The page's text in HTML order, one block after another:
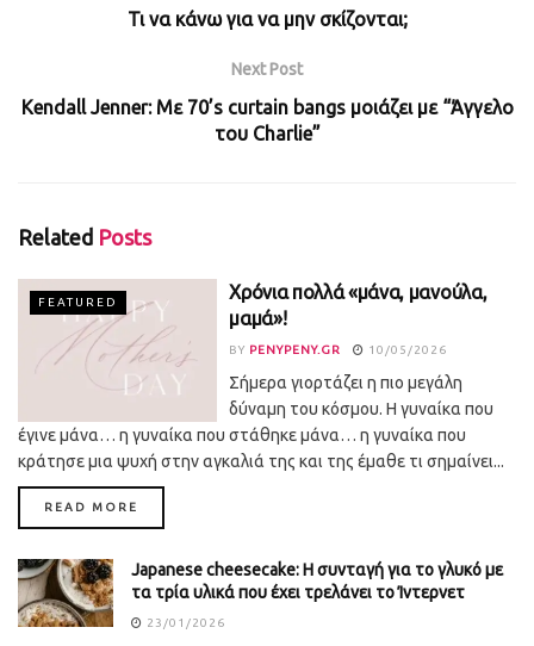
Τι να κάνω για να μην σκίζονται;
Next Post
Kendall Jenner: Με 70’s curtain bangs μοιάζει με “Άγγελο
του Charlie”
Related Posts
FEATURED
Χρόνια πολλά «μάνα, μανούλα,
μαμά»!
BY PENYPENY.GR 10/05/2026
Σήμερα γιορτάζει η πιο μεγάλη
δύναμη του κόσμου. Η γυναίκα που
έγινε μάνα… η γυναίκα που στάθηκε μάνα… η γυναίκα που
κράτησε μια ψυχή στην αγκαλιά της και της έμαθε τι σημαίνει...
READ MORE
Japanese cheesecake: Η συνταγή για το γλυκό με
τα τρία υλικά που έχει τρελάνει το Ίντερνετ
23/01/2026